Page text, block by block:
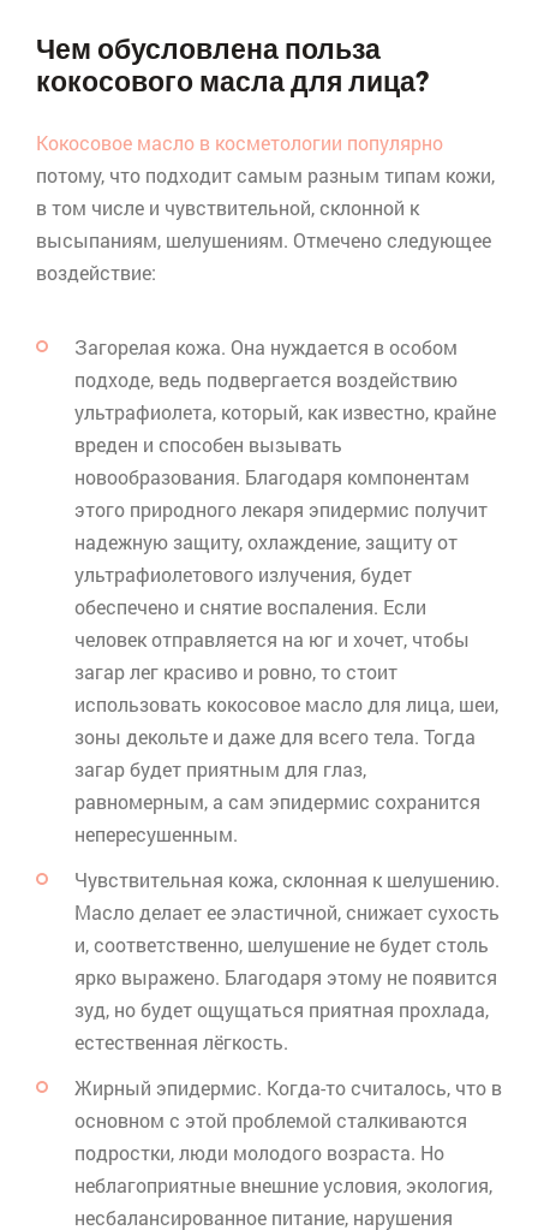
Чем обусловлена польза
кокосового масла для лица?
Кокосовое масло в косметологии популярно
потому, что подходит самым разным типам кожи,
в том числе и чувствительной, склонной к
высыпаниям, шелушениям. Отмечено следующее
воздействие:
Загорелая кожа. Она нуждается в особом
подходе, ведь подвергается воздействию
ультрафиолета, который, как известно, крайне
вреден и способен вызывать
новообразования. Благодаря компонентам
этого природного лекаря эпидермис получит
надежную защиту, охлаждение, защиту от
ультрафиолетового излучения, будет
обеспечено и снятие воспаления. Если
человек отправляется на юг и хочет, чтобы
загар лег красиво и ровно, то стоит
использовать кокосовое масло для лица, шеи,
зоны декольте и даже для всего тела. Тогда
загар будет приятным для глаз,
равномерным, а сам эпидермис сохранится
непересушенным.
Чувствительная кожа, склонная к шелушению.
Масло делает ее эластичной, снижает сухость
и, соответственно, шелушение не будет столь
ярко выражено. Благодаря этому не появится
зуд, но будет ощущаться приятная прохлада,
естественная лёгкость.
Жирный эпидермис. Когда-то считалось, что в
основном с этой проблемой сталкиваются
подростки, люди молодого возраста. Но
неблагоприятные внешние условия, экология,
несбалансированное питание, нарушения